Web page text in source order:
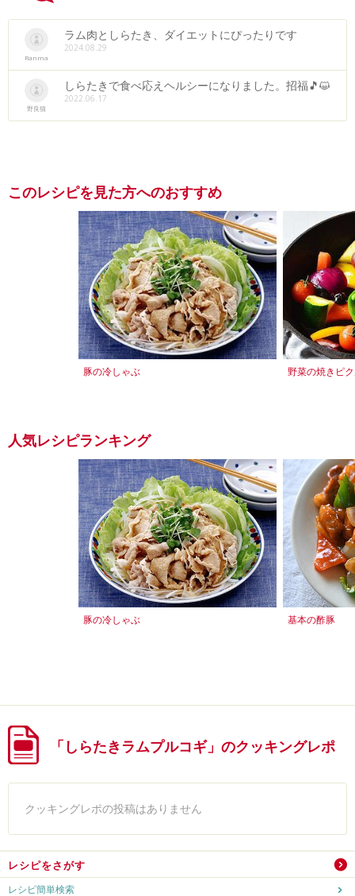
Ranma
ラム肉としらたき、ダイエットにぴったりです
2024.08.29
野良猫
しらたきで食べ応えヘルシーになりました。招福🎵😺
2022.06.17
このレシピを見た方へのおすすめ
豚の冷しゃぶ 野菜の焼きピ
人気レシピランキング
豚の冷しゃぶ 基本の酢豚
「しらたきラムプルコギ」のクッキングレポ
クッキングレポの投稿はありません
レシピをさがす
レシピ簡単検索